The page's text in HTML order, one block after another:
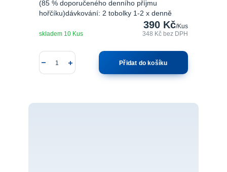
(85 % doporučeného denního příjmu
hořčíku)dávkování: 2 tobolky 1-2 x denně
390 Kč/Kus
348 Kčbez DPH
skladem 10 Kus
Přidat do košíku